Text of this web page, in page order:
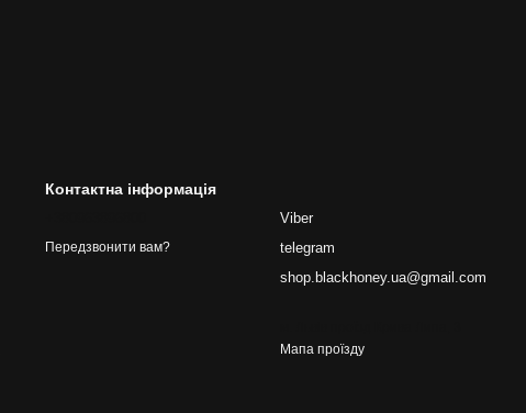
Контактна інформація
Передзвонити вам?
Viber
telegram
shop.blackhoney.ua@gmail.com
Мапа проїзду